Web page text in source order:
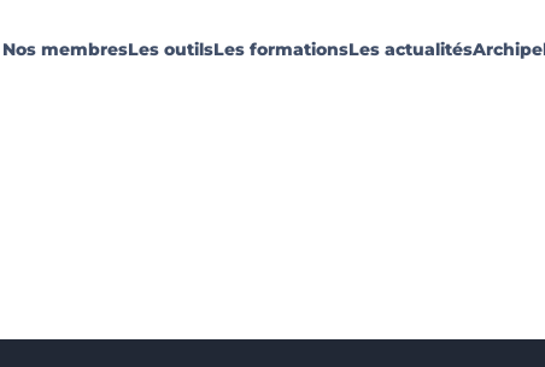
Nos membresLes outilsLes formationsLes actualités